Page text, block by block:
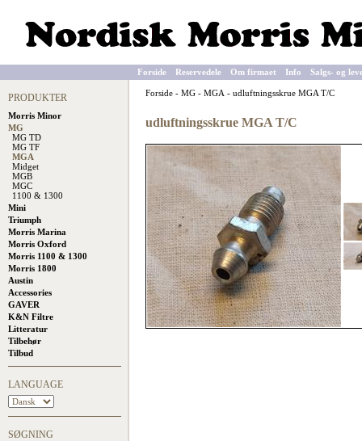
Forside Reservedele Om firmaet Info Salgs- og
PRODUKTER
Morris Minor
MG
MG TD
MG TF
MGA
Midget
MGB
MGC
1100 & 1300
Mini
Triumph
Morris Marina
Morris Oxford
Morris 1100 & 1300
Morris 1800
Austin
Accessories
GAVER
K&N Filtre
Litteratur
Tilbehør
Tilbud
LANGUAGE
SØGNING
Forside - MG - MGA - udluftningsskrue MGA T/C
udluftningsskrue MGA T/C